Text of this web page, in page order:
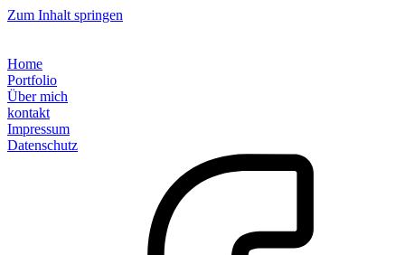
Zum Inhalt springen
Home
Portfolio
Über mich
kontakt
Impressum
Datenschutz